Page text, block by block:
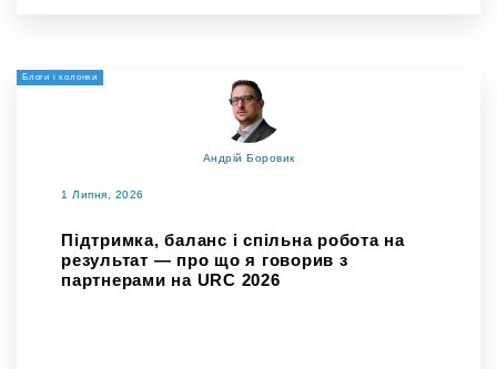
Блоги і колонки
Андрій Боровик
1 Липня, 2026
Підтримка, баланс і спільна робота на
результат — про що я говорив з
партнерами на URC 2026